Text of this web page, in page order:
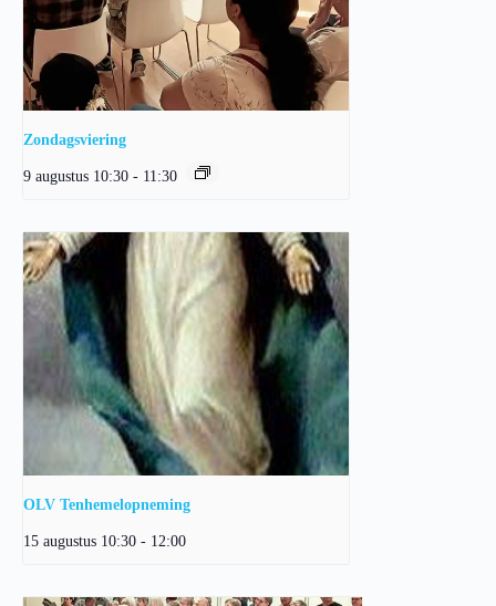
Zondagsviering
9 augustus 10:30 - 11:30
OLV Tenhemelopneming
15 augustus 10:30 - 12:00